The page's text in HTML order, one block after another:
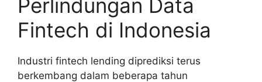
Perlindungan Data
Fintech di Indonesia
Industri fintech lending diprediksi terus
berkembang dalam beberapa tahun